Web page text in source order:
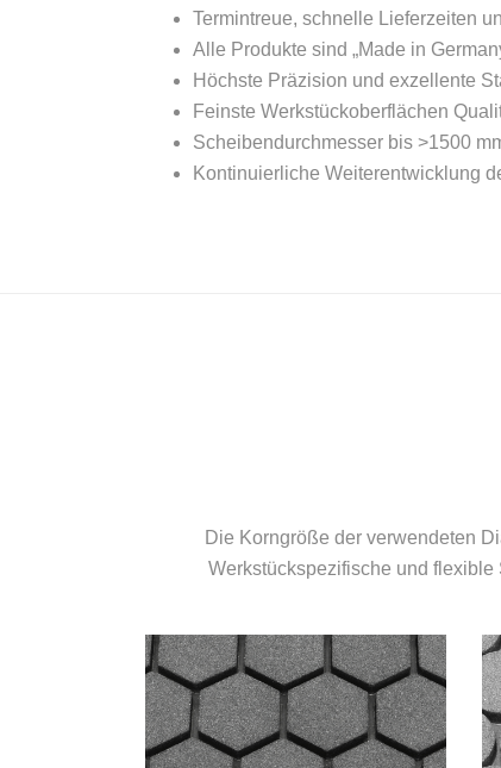
Termintreue, schnelle Lieferzeiten
Alle Produkte sind „Made in
Höchste Präzision und exzellente
Feinste Werkstückoberflächen
Scheibendurchmesser bis >1500
Kontinuierliche Weiterentwicklung
Die Korngröße der verwendeten
Werkstückspezifische und